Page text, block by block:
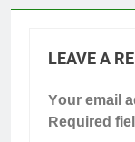
LEAVE A
Your email
Required